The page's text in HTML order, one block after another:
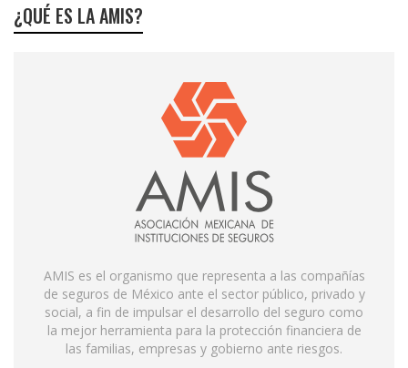
¿QUÉ ES LA AMIS?
AMIS es el organismo que representa a las compañías
de seguros de México ante el sector público, privado y
social, a fin de impulsar el desarrollo del seguro como
la mejor herramienta para la protección financiera de
las familias, empresas y gobierno ante riesgos.